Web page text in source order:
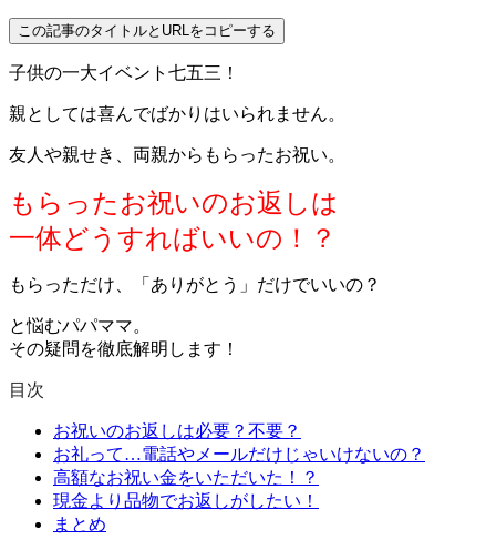
この記事のタイトルとURLをコピーする
子供の一大イベント七五三！
親としては喜んでばかりはいられません。
友人や親せき、両親からもらったお祝い。
もらったお祝いのお返しは
一体どうすればいいの！？
もらっただけ、「ありがとう」だけでいいの？
と悩むパパママ。
その疑問を徹底解明します！
目次
お祝いのお返しは必要？不要？
お礼って…電話やメールだけじゃいけないの？
高額なお祝い金をいただいた！？
現金より品物でお返しがしたい！
まとめ